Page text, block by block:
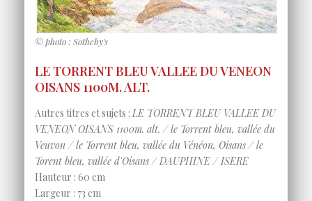
© photo : Sotheby's
LE TORRENT BLEU VALLEE DU VENEON
OISANS 1100M. ALT.
Autres titres et sujets : LE TORRENT BLEU VALLEE DU
VENEON OISANS 1100m. alt. / le Torrent bleu, vallée du
Veuvon / le Torrent bleu, vallée du Vénéon, Oisans / le
Torent bleu, vallée d'Oisans / DAUPHINE / ISERE
Hauteur : 60 cm
Largeur : 73 cm